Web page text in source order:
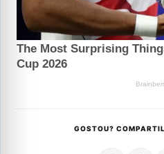
GOSTOU?